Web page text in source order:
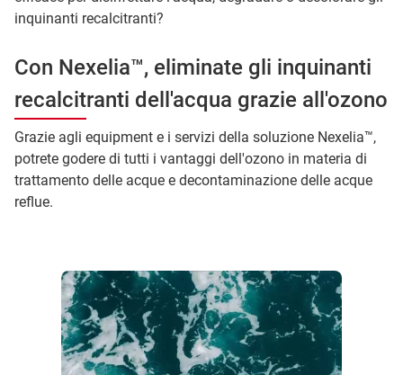
inquinanti recalcitranti?
Con Nexelia™, eliminate gli inquinanti
recalcitranti dell'acqua grazie all'ozono
Grazie agli equipment e i servizi della soluzione Nexelia™,
potrete godere di tutti i vantaggi dell'ozono in materia di
trattamento delle acque e decontaminazione delle acque
reflue.